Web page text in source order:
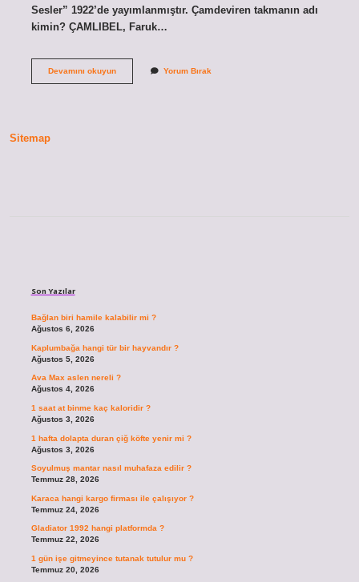
Sesler” 1922’de yayımlanmıştır. Çamdeviren takmanın adı
kimin? ÇAMLIBEL, Faruk…
Devamını okuyunGönülden
Yorum Bırak
Sitemap
Son Yazılar
Bağlan biri hamile kalabilir mi ?
Ağustos 6, 2026
Kaplumbağa hangi tür bir hayvandır ?
Ağustos 5, 2026
Ava Max aslen nereli ?
Ağustos 4, 2026
1 saat at binme kaç kaloridir ?
Ağustos 3, 2026
1 hafta dolapta duran çiğ köfte yenir mi ?
Ağustos 3, 2026
Soyulmuş mantar nasıl muhafaza edilir ?
Temmuz 28, 2026
Karaca hangi kargo firması ile çalışıyor ?
Temmuz 24, 2026
Gladiator 1992 hangi platformda ?
Temmuz 22, 2026
1 gün işe gitmeyince tutanak tutulur mu ?
Temmuz 20, 2026